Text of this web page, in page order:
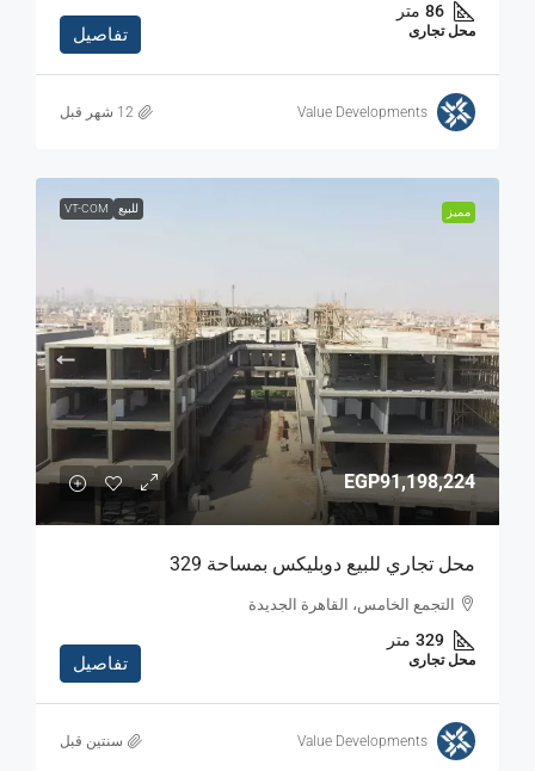
86 متر
محل تجارى تفاصيل
Value Developments
مميز للبيع VT-COM
EGP91,198,224
محل تجاري للبيع دوبليكس بمساحة 329
التجمع الخامس، القاهرة الجديدة
329 متر
محل تجارى تفاصيل
Value Developments ‏سنتين قبل